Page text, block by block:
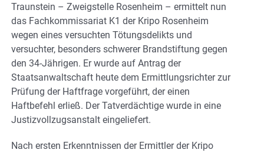
Traunstein – Zweigstelle Rosenheim – ermittelt nun
das Fachkommissariat K1 der Kripo Rosenheim
wegen eines versuchten Tötungsdelikts und
versuchter, besonders schwerer Brandstiftung gegen
den 34-Jährigen. Er wurde auf Antrag der
Staatsanwaltschaft heute dem Ermittlungsrichter zur
Prüfung der Haftfrage vorgeführt, der einen
Haftbefehl erließ. Der Tatverdächtige wurde in eine
Justizvollzugsanstalt eingeliefert.
Nach ersten Erkenntnissen der Ermittler der Kripo